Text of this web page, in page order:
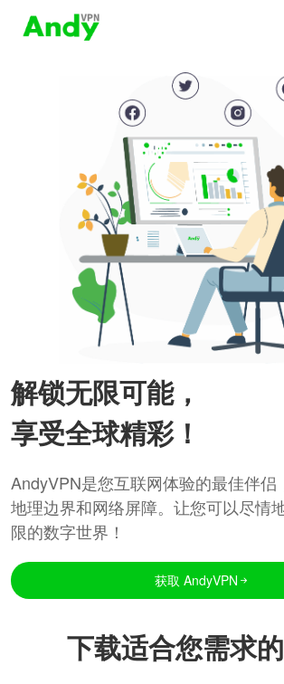
解锁无限可能，
享受全球精彩！
AndyVPN是您互联网体验的最佳伴侣
地理边界和网络屏障。让您可以尽情
限的数字世界！
获取 AndyVPN
下载适合您需求